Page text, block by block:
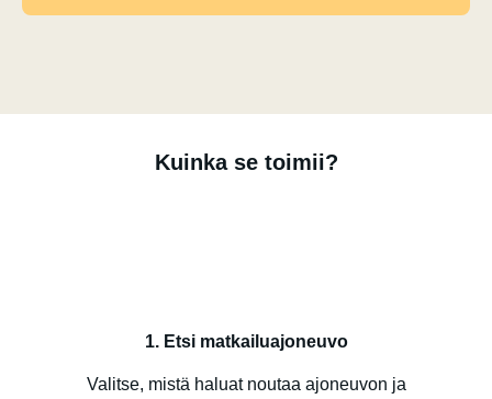
Kuinka se toimii?
1. Etsi matkailuajoneuvo
Valitse, mistä haluat noutaa ajoneuvon ja